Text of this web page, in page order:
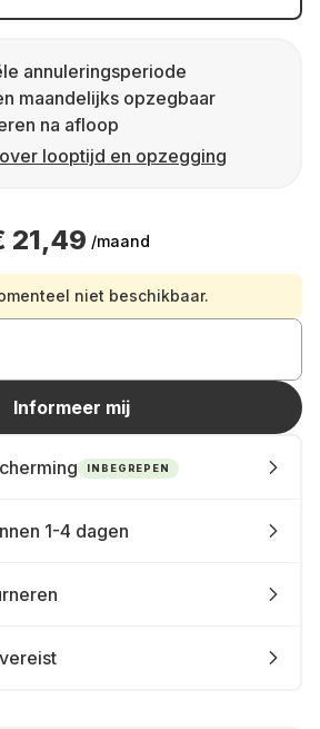
annuleringsperiode
maandelijks opzegbaar
na afloop
looptijd en opzegging
21,49 /maand
niet beschikbaar.
Informeer mij
INBEGREPEN
1-4 dagen